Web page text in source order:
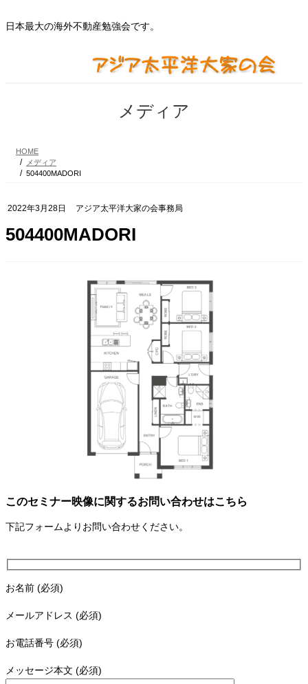
ン
ビ
日本最大の海外不動産勉強会です。
メディア
HOME
メディア
504400MADORI
2022年3月28日 アジア太平洋大家の会事務局
504400MADORI
このセミナー映像に関するお問い合わせはこちら
下記フォームよりお問い合わせください。
お名前 (必須)
メールアドレス (必須)
お電話番号 (必須)
メッセージ本文 (必須)